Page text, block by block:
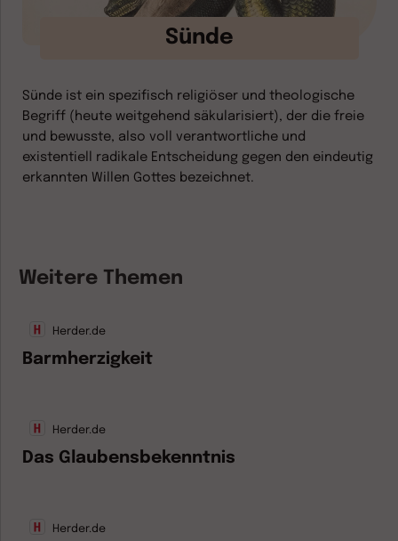
Sünde
Sünde ist ein spezifisch religiöser und theologische
Begriff (heute weitgehend säkularisiert), der die freie
und bewusste, also voll verantwortliche und
existentiell radikale Entscheidung gegen den eindeutig
erkannten Willen Gottes bezeichnet.
Weitere Themen
Herder.de
Barmherzigkeit
Herder.de
Das Glaubensbekenntnis
Herder.de